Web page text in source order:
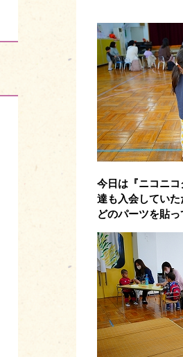
今日は『ニコニ
達も入会してい
どのパーツを貼